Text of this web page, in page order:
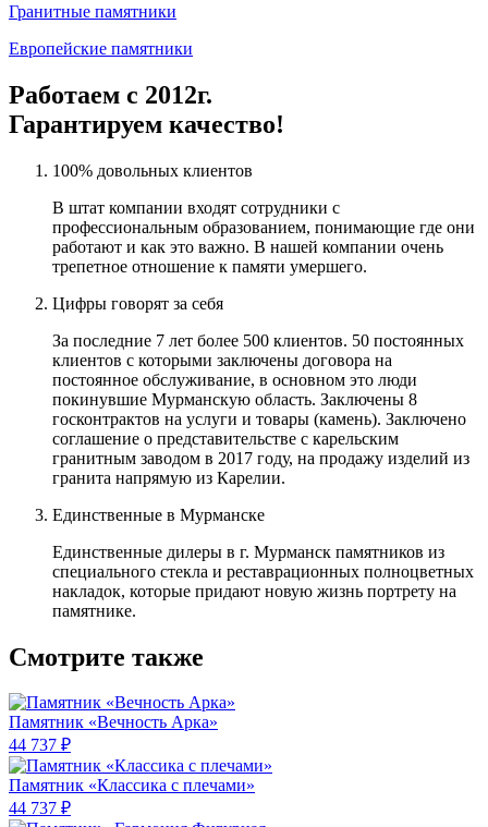
Гранитные памятники
Европейские памятники
Работаем с 2012г.
Гарантируем качество!
100% довольных клиентов
В штат компании входят сотрудники с
профессиональным образованием, понимающие где они
работают и как это важно. В нашей компании очень
трепетное отношение к памяти умершего.
Цифры говорят за себя
За последние 7 лет более 500 клиентов. 50 постоянных
клиентов с которыми заключены договора на
постоянное обслуживание, в основном это люди
покинувшие Мурманскую область. Заключены 8
госконтрактов на услуги и товары (камень). Заключено
соглашение о представительстве с карельским
гранитным заводом в 2017 году, на продажу изделий из
гранита напрямую из Карелии.
Единственные в Мурманске
Единственные дилеры в г. Мурманск памятников из
специального стекла и реставрационных полноцветных
накладок, которые придают новую жизнь портрету на
памятнике.
Смотрите также
Памятник «Вечность Арка»
44 737 ₽
Памятник «Классика c плечами»
44 737 ₽